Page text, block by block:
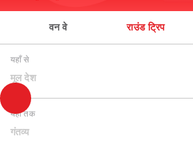
वन वे राउंड ट्रिप
यहाँ से
मूल देश
यहाँ तक
गंतव्य